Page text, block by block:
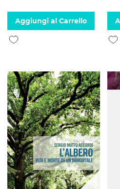
Aggiungi al Carrello
Aggiungi alla lista desideri